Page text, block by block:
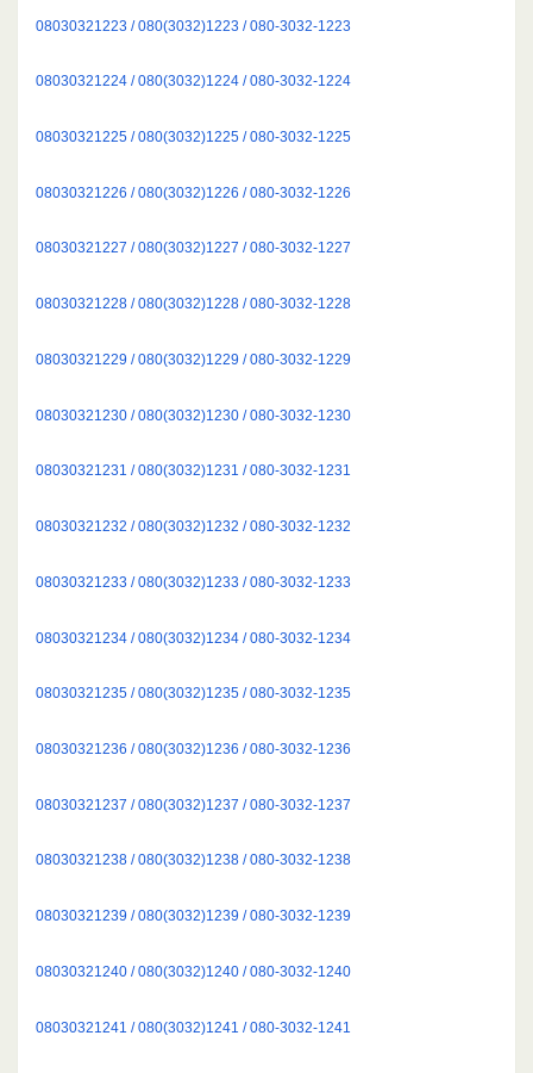
08030321223 / 080(3032)1223 / 080-3032-1223
08030321224 / 080(3032)1224 / 080-3032-1224
08030321225 / 080(3032)1225 / 080-3032-1225
08030321226 / 080(3032)1226 / 080-3032-1226
08030321227 / 080(3032)1227 / 080-3032-1227
08030321228 / 080(3032)1228 / 080-3032-1228
08030321229 / 080(3032)1229 / 080-3032-1229
08030321230 / 080(3032)1230 / 080-3032-1230
08030321231 / 080(3032)1231 / 080-3032-1231
08030321232 / 080(3032)1232 / 080-3032-1232
08030321233 / 080(3032)1233 / 080-3032-1233
08030321234 / 080(3032)1234 / 080-3032-1234
08030321235 / 080(3032)1235 / 080-3032-1235
08030321236 / 080(3032)1236 / 080-3032-1236
08030321237 / 080(3032)1237 / 080-3032-1237
08030321238 / 080(3032)1238 / 080-3032-1238
08030321239 / 080(3032)1239 / 080-3032-1239
08030321240 / 080(3032)1240 / 080-3032-1240
08030321241 / 080(3032)1241 / 080-3032-1241